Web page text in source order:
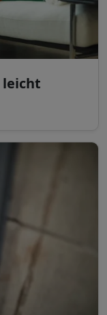
leicht